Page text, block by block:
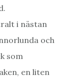
i nästan
och
som
en liten